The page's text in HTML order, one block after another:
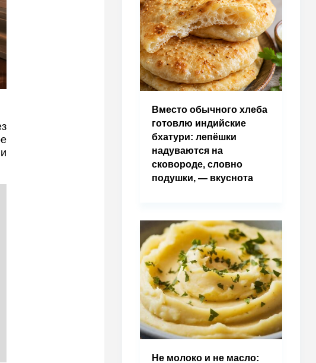
Вместо обычного хлеба
готовлю индийские
бхатури: лепёшки
надуваются на
сковороде, словно
подушки, — вкуснота
Не молоко и не масло: